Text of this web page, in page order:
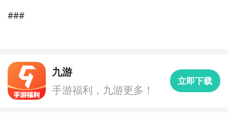
###
九游
手游福利，九游更多！
立即下载